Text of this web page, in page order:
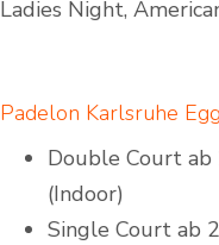
Ladies Night,
Padelon Karlsruhe
Double Court
(Indoor)
Single Court ab